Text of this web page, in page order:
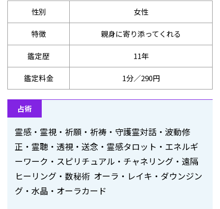
性別 女性
特徴 親身に寄り添ってくれる
鑑定歴 11年
鑑定料金 1分／290円
占術
霊感・霊視・祈願・祈祷・守護霊対話・波動修
正・霊聴・透視・送念・霊感タロット・エネルギ
ーワーク・スピリチュアル・チャネリング・遠隔
ヒーリング・数秘術 オーラ・レイキ・ダウンジン
グ・水晶・オーラカード